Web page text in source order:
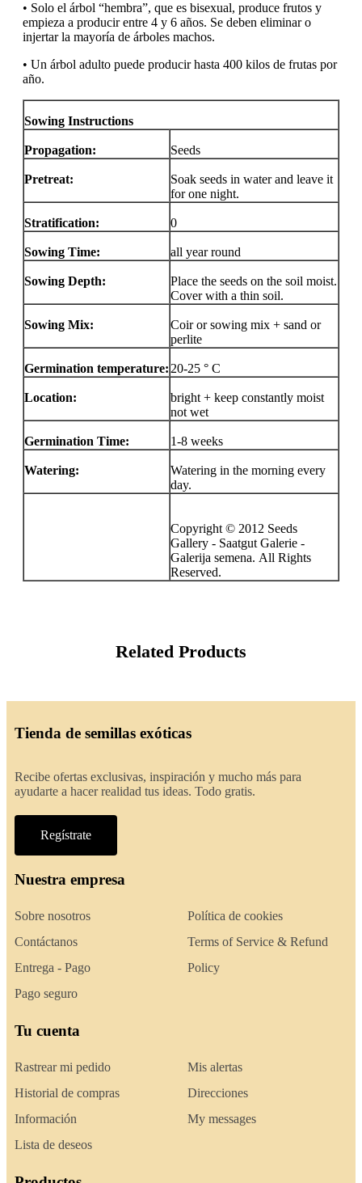
• Solo el árbol “hembra”, que es bisexual, produce frutos y
empieza a producir entre 4 y 6 años. Se deben eliminar o
injertar la mayoría de árboles machos.
• Un árbol adulto puede producir hasta 400 kilos de frutas por
año.
Sowing Instructions
Propagation: Seeds
Pretreat:
Soak seeds in water and leave it
for one night.
Stratification: 0
Sowing Time: all year round
Sowing Depth:
Place the seeds on the soil moist.
Cover with a thin soil.
Sowing Mix:
Coir or sowing mix + sand or
perlite
Germination temperature: 20-25 ° C
Location:
bright + keep constantly moist
not wet
Germination Time: 1-8 weeks
Watering:
Watering in the morning every
day.
Copyright © 2012 Seeds
Gallery - Saatgut Galerie -
Galerija semena. All Rights
Reserved.
Related Products
Tienda de semillas exóticas
Recibe ofertas exclusivas, inspiración y mucho más para
ayudarte a hacer realidad tus ideas. Todo gratis.
Regístrate
Nuestra empresa
Sobre nosotros
Contáctanos
Entrega - Pago
Pago seguro
Política de cookies
Terms of Service & Refund
Policy
Tu cuenta
Rastrear mi pedido
Historial de compras
Información
Lista de deseos
Mis alertas
Direcciones
My messages